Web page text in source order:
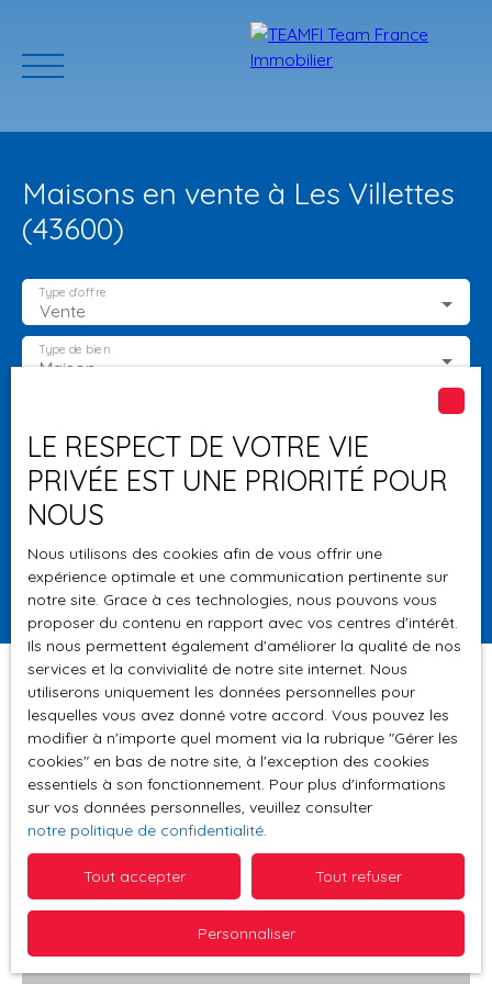
ACCUEIL PROGRAMMES
Estimation
Maisons en vente à Les Villettes
(43600)
Vente
Type d'offre
Maison
Type de bien
Budget max (€)
Surface min (m²)
Rechercher
Pertinence
Trier par Créer une alerte
Affaire exceptionnelle
LE RESPECT DE VOTRE VIE
PRIVÉE EST UNE PRIORITÉ POUR
NOUS
Nous utilisons des cookies afin de vous offrir une
expérience optimale et une communication pertinente sur
notre site. Grace à ces technologies, nous pouvons vous
proposer du contenu en rapport avec vos centres d'intérêt.
Ils nous permettent également d'améliorer la qualité de nos
services et la convivialité de notre site internet. Nous
utiliserons uniquement les données personnelles pour
lesquelles vous avez donné votre accord. Vous pouvez les
modifier à n'importe quel moment via la rubrique ″Gérer les
cookies″ en bas de notre site, à l'exception des cookies
essentiels à son fonctionnement. Pour plus d'informations
sur vos données personnelles, veuillez consulter
notre politique de confidentialité.
Tout accepter Tout refuser
Personnaliser